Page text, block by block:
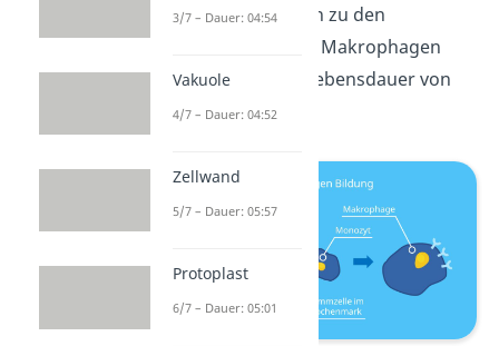
also die Monozyten zu den
Makrophagen. Die Makrophagen
haben dann eine Lebensdauer von
ca. 30-90 Tagen.
3/7 – Dauer: 04:54
Vakuole
4/7 – Dauer: 04:52
Zellwand
5/7 – Dauer: 05:57
Protoplast
6/7 – Dauer: 05:01